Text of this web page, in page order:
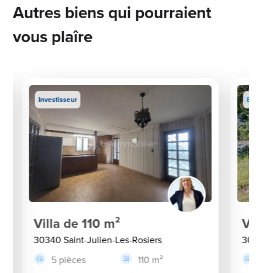
Autres biens qui pourraient
vous plaîre
Investisseur
Villa de 110 m²
30340 Saint-Julien-Les-Rosiers
5 pièces
110 m²